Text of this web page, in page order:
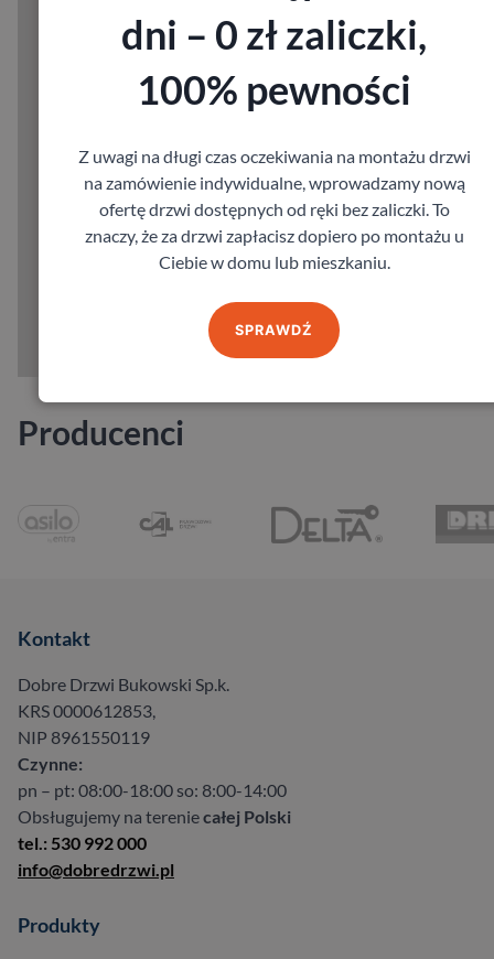
Producenci
Kontakt
Dobre Drzwi Bukowski Sp.k.
KRS 0000612853,
NIP 8961550119
Czynne:
pn – pt: 08:00-18:00 so: 8:00-14:00
Obsługujemy na tereniecałej Polski
tel.: 530 992 000
info@dobredrzwi.pl
Produkty
dni – 0 zł zaliczki,
100% pewności
Z uwagi na długi czas oczekiwania na montażu drzwi
na zamówienie indywidualne, wprowadzamy nową
ofertę drzwi dostępnych od ręki bez zaliczki. To
znaczy, że za drzwi zapłacisz dopiero po montażu u
Ciebie w domu lub mieszkaniu.
SPRAWDŹ